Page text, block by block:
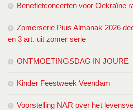
Benefietconcerten voor Oekraïne
Zomerserie Pius Almanak 2026
en 3 art. uit zomer serie
ONTMOETINGSDAG IN JOURE
Kinder Feestweek Veendam
Voorstelling NAR over het